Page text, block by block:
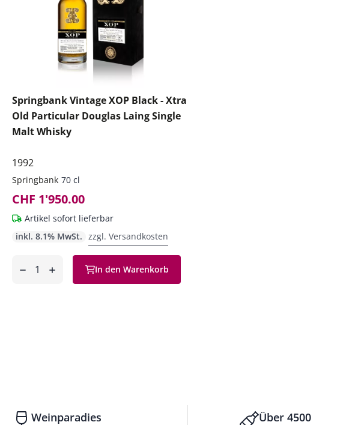
Springbank Vintage XOP Black - Xtra
Old Particular Douglas Laing Single
Malt Whisky
1992
Springbank 70 cl
CHF 1'950.00
Artikel sofort lieferbar
inkl. 8.1% MwSt. zzgl. Versandkosten
In den Warenkorb
Weinparadies Über 4500